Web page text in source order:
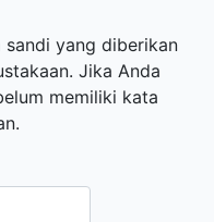
yang diberikan
Jika Anda
memiliki kata